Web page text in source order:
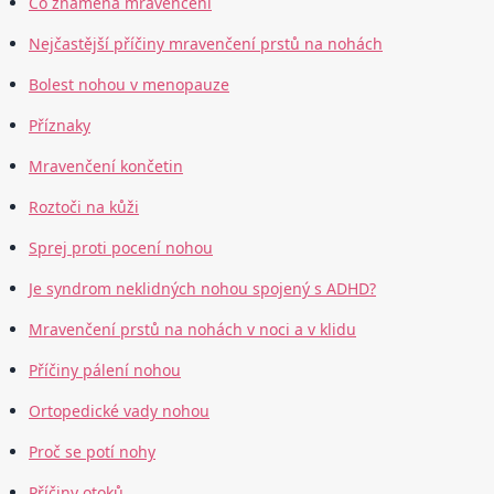
Nejčastější příčiny mravenčení prstů na nohách
Bolest nohou v menopauze
Příznaky
Mravenčení končetin
Roztoči na kůži
Sprej proti pocení nohou
Je syndrom neklidných nohou spojený s ADHD?
Mravenčení prstů na nohách v noci a v klidu
Příčiny pálení nohou
Ortopedické vady nohou
Proč se potí nohy